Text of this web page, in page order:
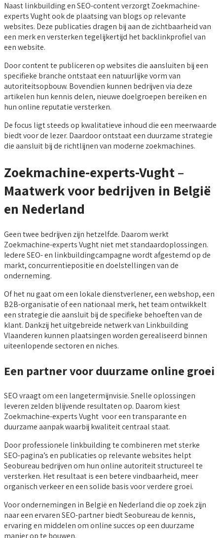
Naast linkbuilding en SEO-content verzorgt Zoekmachine-
experts Vught ook de plaatsing van blogs op relevante
websites. Deze publicaties dragen bij aan de zichtbaarheid van
een merk en versterken tegelijkertijd het backlinkprofiel van
een website.
Door content te publiceren op websites die aansluiten bij een
specifieke branche ontstaat een natuurlijke vorm van
autoriteitsopbouw. Bovendien kunnen bedrijven via deze
artikelen hun kennis delen, nieuwe doelgroepen bereiken en
hun online reputatie versterken.
De focus ligt steeds op kwalitatieve inhoud die een meerwaarde
biedt voor de lezer. Daardoor ontstaat een duurzame strategie
die aansluit bij de richtlijnen van moderne zoekmachines.
Zoekmachine-experts-Vught –
Maatwerk voor bedrijven in België
en Nederland
Geen twee bedrijven zijn hetzelfde. Daarom werkt
Zoekmachine-experts Vught niet met standaardoplossingen.
Iedere SEO- en linkbuildingcampagne wordt afgestemd op de
markt, concurrentiepositie en doelstellingen van de
onderneming.
Of het nu gaat om een lokale dienstverlener, een webshop, een
B2B-organisatie of een nationaal merk, het team ontwikkelt
een strategie die aansluit bij de specifieke behoeften van de
klant. Dankzij het uitgebreide netwerk van Linkbuilding
Vlaanderen kunnen plaatsingen worden gerealiseerd binnen
uiteenlopende sectoren en niches.
Een partner voor duurzame online groei
SEO vraagt om een langetermijnvisie. Snelle oplossingen
leveren zelden blijvende resultaten op. Daarom kiest
Zoekmachine-experts Vught voor een transparante en
duurzame aanpak waarbij kwaliteit centraal staat.
Door professionele linkbuilding te combineren met sterke
SEO-pagina’s en publicaties op relevante websites helpt
Seobureau bedrijven om hun online autoriteit structureel te
versterken. Het resultaat is een betere vindbaarheid, meer
organisch verkeer en een solide basis voor verdere groei.
Voor ondernemingen in België en Nederland die op zoek zijn
naar een ervaren SEO-partner biedt Seobureau de kennis,
ervaring en middelen om online succes op een duurzame
manier op te bouwen.